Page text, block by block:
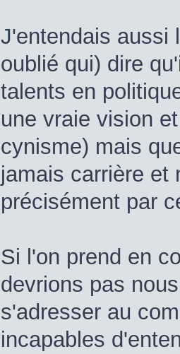
J'entendais aussi
oublié qui) dire
talents en
une vraie vision
cynisme) mais
jamais carrière et
précisément par
Si l'on prend en
devrions pas
s'adresser au
incapables